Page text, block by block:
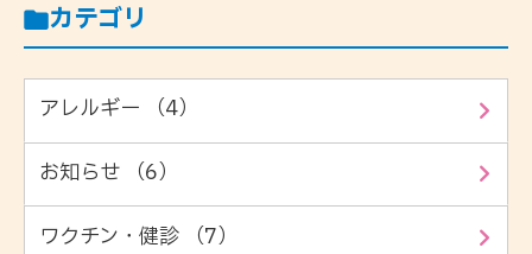
カテゴリ
アレルギー （4）
お知らせ （6）
ワクチン・健診 （7）